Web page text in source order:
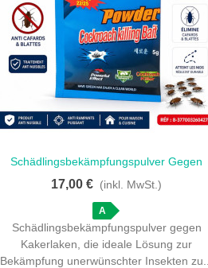
Schnellansicht
Schädlingsbekämpfungspulver Gegen
Kakerlaken - Effektive Behandlung 10
Stück
17,00 € (inkl. MwSt.)
A
Schädlingsbekämpfungspulver gegen
Kakerlaken, die ideale Lösung zur
Bekämpfung unerwünschter Insekten zu...